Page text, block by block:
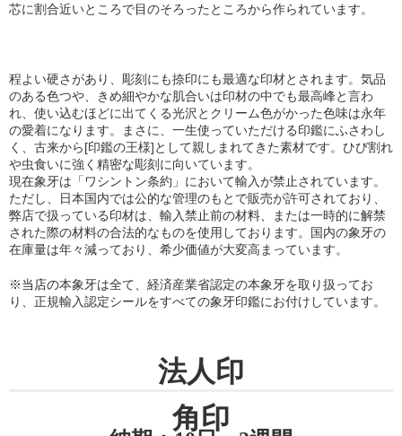
芯に割合近いところで目のそろったところから作られています。
程よい硬さがあり、彫刻にも捺印にも最適な印材とされます。気品
のある色つや、きめ細やかな肌合いは印材の中でも最高峰と言わ
れ、使い込むほどに出てくる光沢とクリーム色がかった色味は永年
の愛着になります。まさに、一生使っていただける印鑑にふさわし
く、古来から[印鑑の王様]として親しまれてきた素材です。ひび割れ
や虫食いに強く精密な彫刻に向いています。
現在象牙は「ワシントン条約」において輸入が禁止されています。
ただし、日本国内では公的な管理のもとで販売が許可されており、
弊店で扱っている印材は、輸入禁止前の材料、または一時的に解禁
された際の材料の合法的なものを使用しております。国内の象牙の
在庫量は年々減っており、希少価値が大変高まっています。
※当店の本象牙は全て、経済産業省認定の本象牙を取り扱ってお
り
、正規輸入認定シールをすべての象牙印鑑にお付けしています。
法人印
角印